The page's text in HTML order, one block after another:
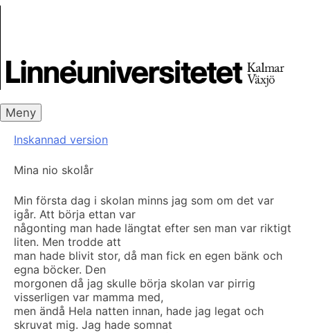
Meny
Inskannad version
Mina nio skolår
Min första dag i skolan minns jag som om det var
igår. Att börja ettan var
någonting man hade längtat efter sen man var riktigt
liten. Men trodde att
man hade blivit stor, då man fick en egen bänk och
egna böcker. Den
morgonen då jag skulle börja skolan var pirrig
visserligen var mamma med,
men ändå Hela natten innan, hade jag legat och
skruvat mig. Jag hade somnat